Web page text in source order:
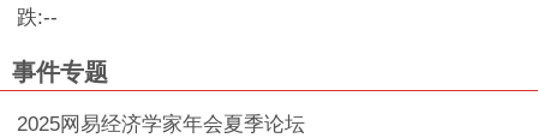
跌:--
事件专题
2025网易经济学家年会夏季论坛